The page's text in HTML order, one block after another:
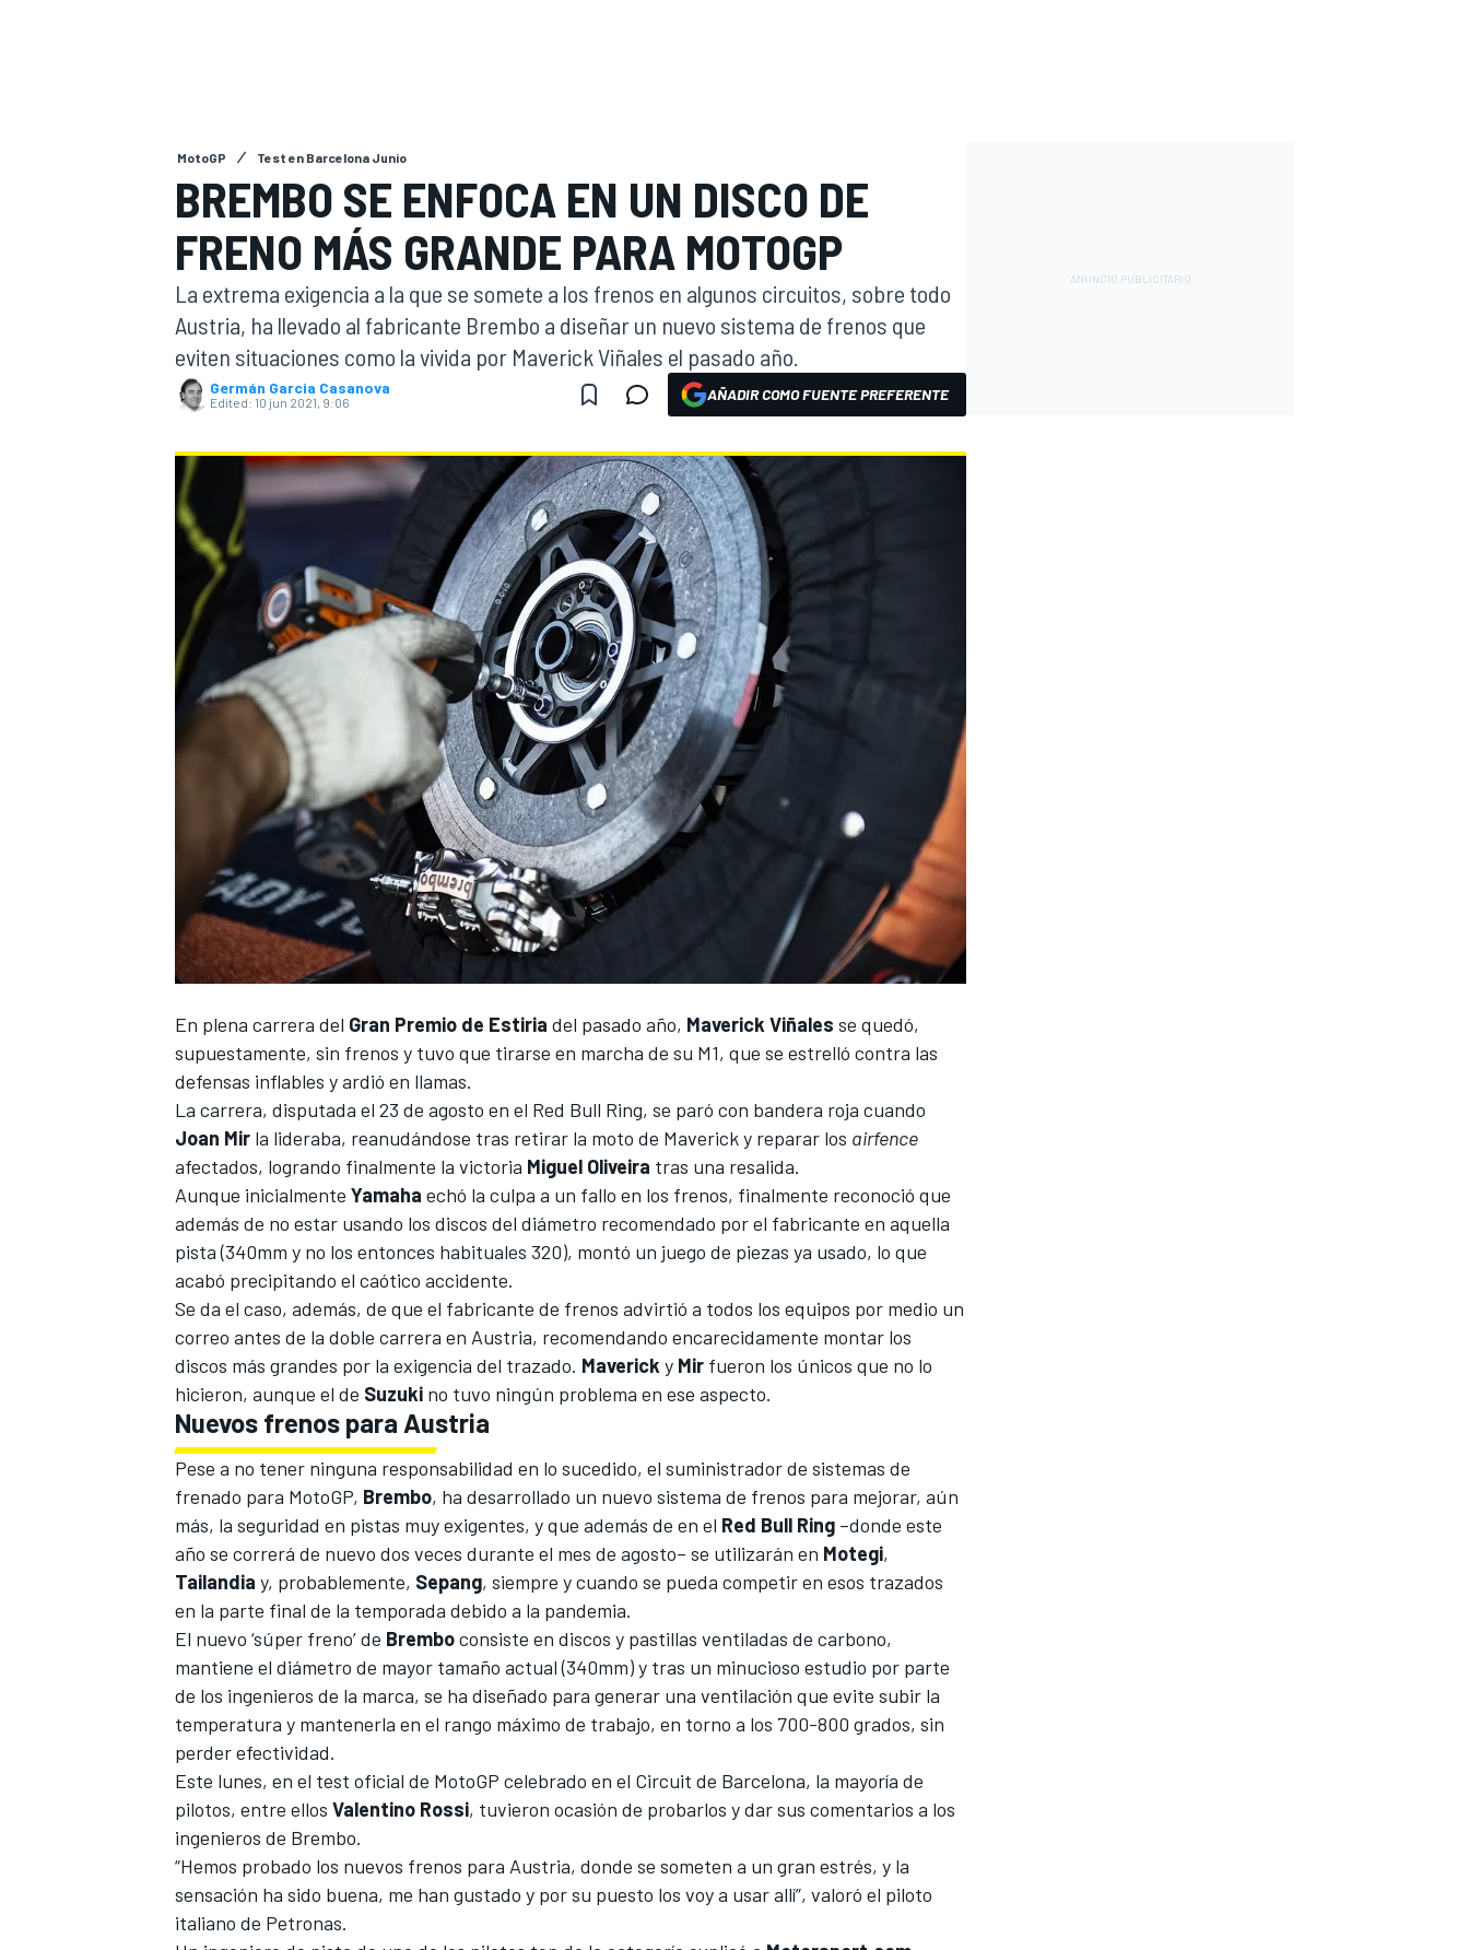
NASCARINDYCARSPORTSCARRALLY TURISMO
MÁS
MotoGP Test en Barcelona Junio
BREMBO SE ENFOCA EN UN DISCO DE
FRENO MÁS GRANDE PARA MOTOGP
La extrema exigencia a la que se somete a los frenos en algunos circuitos, sobre todo
Austria, ha llevado al fabricante Brembo a diseñar un nuevo sistema de frenos que
eviten situaciones como la vivida por Maverick Viñales el pasado año.
Germán Garcia Casanova
Edited: 10 jun 2021, 9:06 AÑADIR COMO FUENTE PREFERENTE
En plena carrera del Gran Premio de Estiria del pasado año, Maverick Viñales se quedó,
supuestamente, sin frenos y tuvo que tirarse en marcha de su M1, que se estrelló contra las
defensas inflables y ardió en llamas.
La carrera, disputada el 23 de agosto en el Red Bull Ring, se paró con bandera roja cuando
Joan Mir la lideraba, reanudándose tras retirar la moto de Maverick y reparar los airfence
afectados, logrando finalmente la victoria Miguel Oliveira tras una resalida.
Aunque inicialmente Yamaha echó la culpa a un fallo en los frenos, finalmente reconoció que
además de no estar usando los discos del diámetro recomendado por el fabricante en aquella
pista (340mm y no los entonces habituales 320), montó un juego de piezas ya usado, lo que
acabó precipitando el caótico accidente.
Se da el caso, además, de que el fabricante de frenos advirtió a todos los equipos por medio un
correo antes de la doble carrera en Austria, recomendando encarecidamente montar los
discos más grandes por la exigencia del trazado. Maverick y Mir fueron los únicos que no lo
hicieron, aunque el de Suzuki no tuvo ningún problema en ese aspecto.
Nuevos frenos para Austria
Pese a no tener ninguna responsabilidad en lo sucedido, el suministrador de sistemas de
frenado para MotoGP, Brembo, ha desarrollado un nuevo sistema de frenos para mejorar, aún
más, la seguridad en pistas muy exigentes, y que además de en el Red Bull Ring –donde este
año se correrá de nuevo dos veces durante el mes de agosto– se utilizarán en Motegi,
Tailandia y, probablemente, Sepang, siempre y cuando se pueda competir en esos trazados
en la parte final de la temporada debido a la pandemia.
El nuevo ‘súper freno’ de Bremboconsiste en discos y pastillas ventiladas de carbono,
mantiene el diámetro de mayor tamaño actual (340mm) y tras un minucioso estudio por parte
de los ingenieros de la marca, se ha diseñado para generar una ventilación que evite subir la
temperatura y mantenerla en el rango máximo de trabajo, en torno a los 700-800 grados, sin
perder efectividad.
Este lunes, en el test oficial de MotoGP celebrado en el Circuit de Barcelona, la mayoría de
pilotos, entre ellos Valentino Rossi, tuvieron ocasión de probarlos y dar sus comentarios a los
ingenieros de Brembo.
“Hemos probado los nuevos frenos para Austria, donde se someten a un gran estrés, y la
sensación ha sido buena, me han gustado y por su puesto los voy a usar allí”, valoró el piloto
italiano de Petronas.